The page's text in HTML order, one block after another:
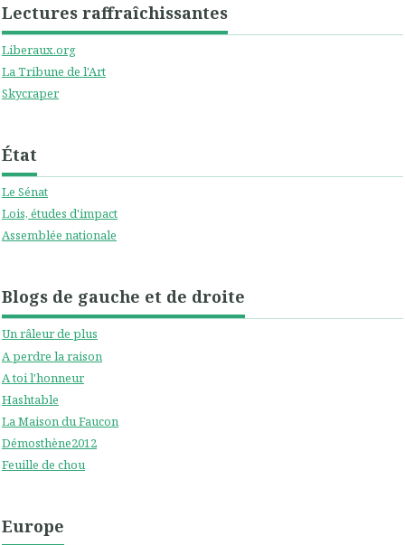
Lectures raffraîchissantes
Liberaux.org
La Tribune de l'Art
Skycraper
État
Le Sénat
Lois, études d'impact
Assemblée nationale
Blogs de gauche et de droite
Un râleur de plus
A perdre la raison
A toi l'honneur
Hashtable
La Maison du Faucon
Démosthène2012
Feuille de chou
Europe